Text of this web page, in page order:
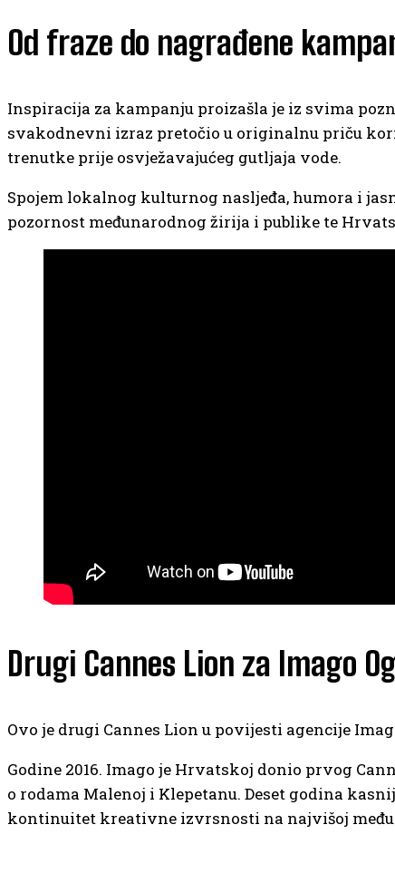
Od fraze do nagrađene
Inspiracija za kampanju proizašla je iz svima
svakodnevni izraz pretočio u originalnu priču
trenutke prije osvježavajućeg gutljaja vode.
Spojem lokalnog kulturnog nasljeđa, humora i
pozornost međunarodnog žirija i publike te
Drugi Cannes Lion za Imago
Ovo je drugi Cannes Lion u povijesti agencije
Godine 2016. Imago je Hrvatskoj donio prvog
o rodama Malenoj i Klepetanu. Deset godina
kontinuitet kreativne izvrsnosti na najvišoj